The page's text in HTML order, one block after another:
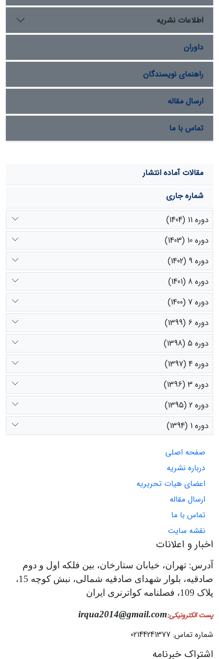
همبستگی منفی معنادار وجود دارد.این امر احتمالاً بیانگر
ترجیح جوامع باستانی برای انتخاب محل سکونت در مناطقی
با شرایط زمین‌ریختی پایدارتر است.در عین حال باید
محدودیت داده‌ها به‌ویژه در نواحیِ با رسوب‌گذاری شدید و
احتمال دفن محوطه‌ها نیز در نظر گرفته شود.ترکیب روش‌های
یادگیری ماشین و تحلیل‌های مکانی ابزاری کارآمد برای
بازسازی الگوهای استقرار گذشته و هدایت پژوهش‌های آینده
فراهم می‌سازد.
اطلاعات نشریه
داوران
راهنمای نویسندگان
ارسال مقاله
تماس با ما
مقالات آماده انتشار
شماره جاری
دوره 11 (1404)
دوره 10 (1403)
دوره 9 (1402)
دوره 8 (1401)
دوره 7 (1400)
دوره 6 (1399)
دوره 5 (1398)
دوره 4 (1397)
دوره 3 (1396)
دوره 2 (1395)
دوره 1 (1394)
صفحه اصلی
درباره نشریه
اعضای هیات تحریریه
ارسال مقاله
تماس با ما
نقشه سایت
اخبار و اعلانات
آدرس: تهران، خیابان ستارخان، بین فلکه اول و دوم
صادقیه، بلوار شهدای صادقیه شمالی، نبش کوچه 15،
پلاک 109، فصلنامه کواترنری ایران
پست الکترونیکی:
irqua2014@gmail.com
شماره تماس: 02144241377
اشتراک خبرنامه